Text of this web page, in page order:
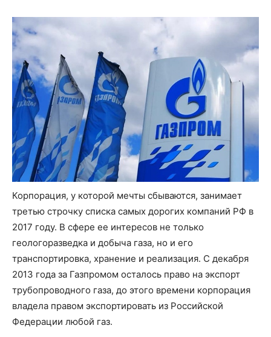
Корпорация, у которой мечты сбываются, занимает
третью строчку списка самых дорогих компаний РФ в
2017 году. В сфере ее интересов не только
геологоразведка и добыча газа, но и его
транспортировка, хранение и реализация. С декабря
2013 года за Газпромом осталось право на экспорт
трубопроводного газа, до этого времени корпорация
владела правом экспортировать из Российской
Федерации любой газ.